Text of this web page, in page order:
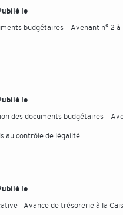
le
budgétaires – Avenant n° 2
le
des documents budgétaires –
au contrôle de légalité
le
- Avance de trésorerie à la